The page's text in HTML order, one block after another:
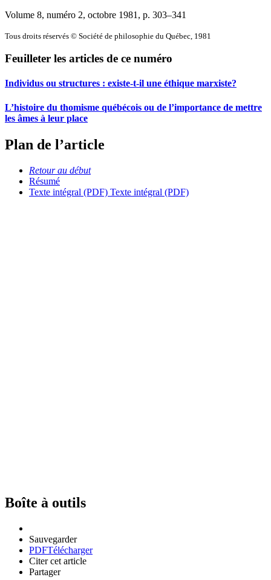
Volume 8, numéro 2, octobre 1981 , p. 303–341
Tous droits réservés © Société de philosophie du Québec, 1981
Feuilleter les articles de ce numéro
Individus ou structures : existe-t-il une éthique marxiste?
L’histoire du thomisme québécois ou de l’importance de mettre
les âmes à leur place
Plan de l’article
Retour au début
Résumé
Texte intégral (PDF) Texte intégral (PDF)
Boîte à outils
Sauvegarder
PDFTélécharger
Citer cet article
Partager